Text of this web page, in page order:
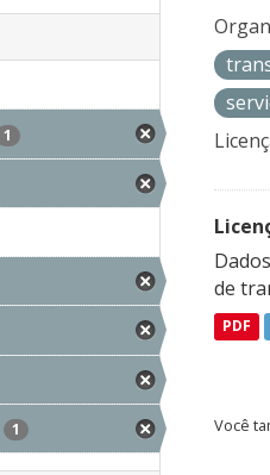
1
1
de
PDF
Você